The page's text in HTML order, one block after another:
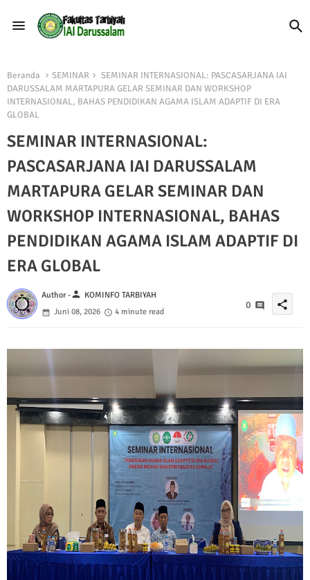
Beranda SEMINAR
SEMINAR INTERNASIONAL: PASCASARJANA IAI
DARUSSALAM MARTAPURA GELAR SEMINAR DAN WORKSHOP
INTERNASIONAL, BAHAS PENDIDIKAN AGAMA ISLAM ADAPTIF DI ERA
GLOBAL
SEMINAR INTERNASIONAL:
PASCASARJANA IAI DARUSSALAM
MARTAPURA GELAR SEMINAR DAN
WORKSHOP INTERNASIONAL, BAHAS
PENDIDIKAN AGAMA ISLAM ADAPTIF DI
ERA GLOBAL
Author -person KOMINFO TARBIYAH
Juni 08, 2026
4 minute read
0 share